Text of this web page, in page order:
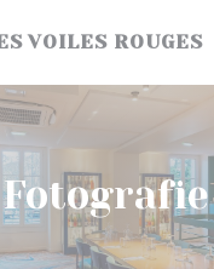
VOILES ROUGES
Fotografie